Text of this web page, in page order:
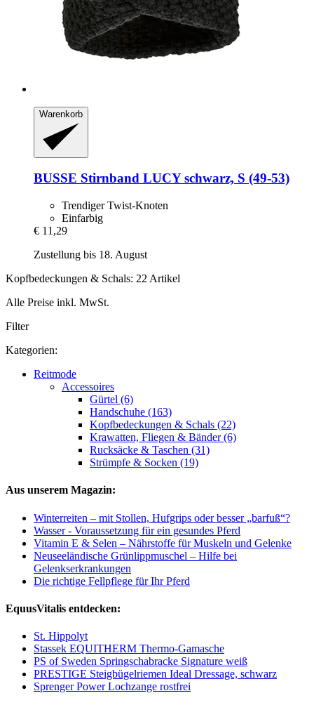
Warenkorb
BUSSE Stirnband LUCY schwarz, S (49-​53)
Trendiger Twist-Knoten
Einfarbig
€ 11,29
Zustellung bis 18. August
Kopfbedeckungen & Schals: 22 Artikel
Alle Preise inkl. MwSt.
Filter
Kategorien:
Reitmode
Accessoires
Gürtel (6)
Handschuhe (163)
Kopfbedeckungen & Schals (22)
Krawatten, Fliegen & Bänder (6)
Rucksäcke & Taschen (31)
Strümpfe & Socken (19)
Aus unserem Magazin:
Winterreiten – mit Stollen, Hufgrips oder besser „barfuß“?
Wasser - Voraussetzung für ein gesundes Pferd
Vitamin E & Selen – Nährstoffe für Muskeln und Gelenke
Neuseeländische Grünlippmuschel – Hilfe bei
Gelenkserkrankungen
Die richtige Fellpflege für Ihr Pferd
EquusVitalis entdecken:
St. Hippolyt
Stassek EQUITHERM Thermo-Gamasche
PS of Sweden Springschabracke Signature weiß
PRESTIGE Steigbügelriemen Ideal Dressage, schwarz
Sprenger Power Lochzange rostfrei